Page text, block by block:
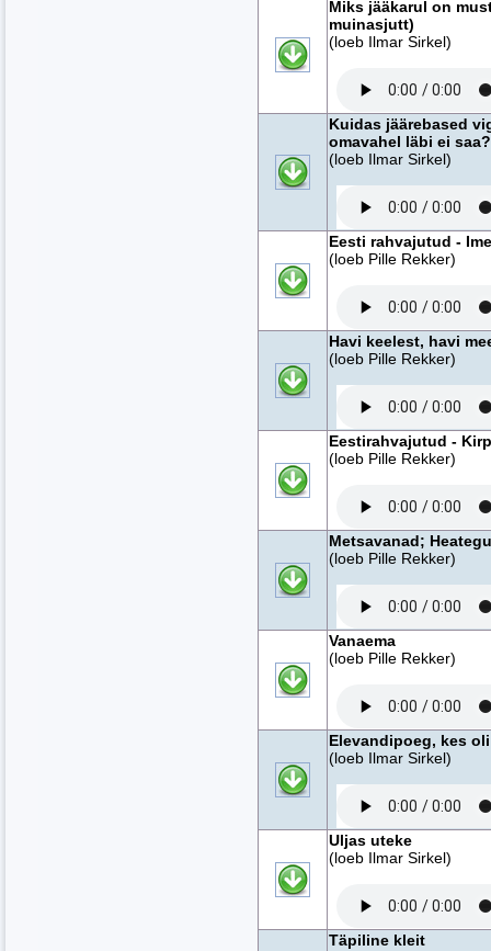
Miks jääkarul on
muinasjutt)
(loeb Ilmar Sirkel)
Kuidas jäärebased
omavahel läbi ei
(loeb Ilmar Sirkel)
Eesti rahvajutud -
(loeb Pille Rekker)
Havi keelest, havi
(loeb Pille Rekker)
Eestirahvajutud -
(loeb Pille Rekker)
Metsavanad;
(loeb Pille Rekker)
Vanaema
(loeb Pille Rekker)
Elevandipoeg, kes
(loeb Ilmar Sirkel)
Uljas uteke
(loeb Ilmar Sirkel)
Täpiline kleit